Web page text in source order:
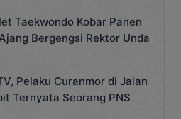
Taekwondo Kobar Panen
Bergengsi Rektor Unda
Pelaku Curanmor di Jalan
Ternyata Seorang PNS